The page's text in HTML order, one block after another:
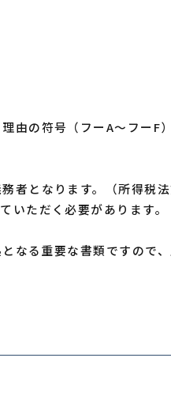
由の符号（フーA～フーF
となります。（所得税法
ただく必要があります。
る重要な書類ですので、